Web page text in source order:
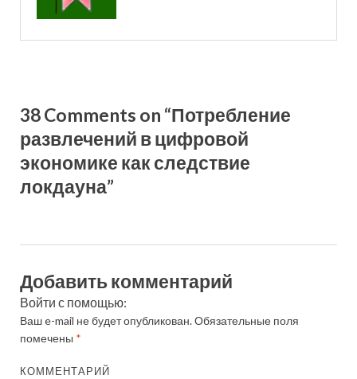
38 Comments on “Потребление
развлечений в цифровой
экономике как следствие
локдауна”
Добавить комментарий
Войти с помощью:
Ваш e-mail не будет опубликован.Обязательные поля
помечены *
КОММЕНТАРИЙ